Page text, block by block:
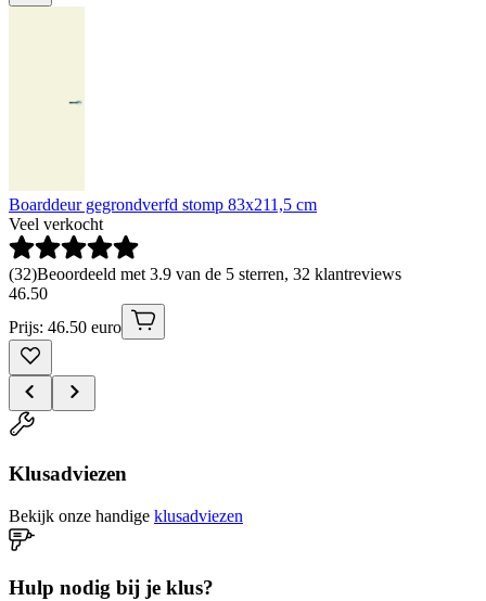
Boarddeur gegrondverfd stomp 83x211,5 cm
Veel verkocht
(32)Beoordeeld met 3.9 van de 5 sterren, 32 klantreviews
46.50
Prijs: 46.50 euro
Klusadviezen
Bekijk onze handige klusadviezen
Hulp nodig bij je klus?